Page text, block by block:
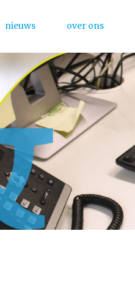
nieuws over ons